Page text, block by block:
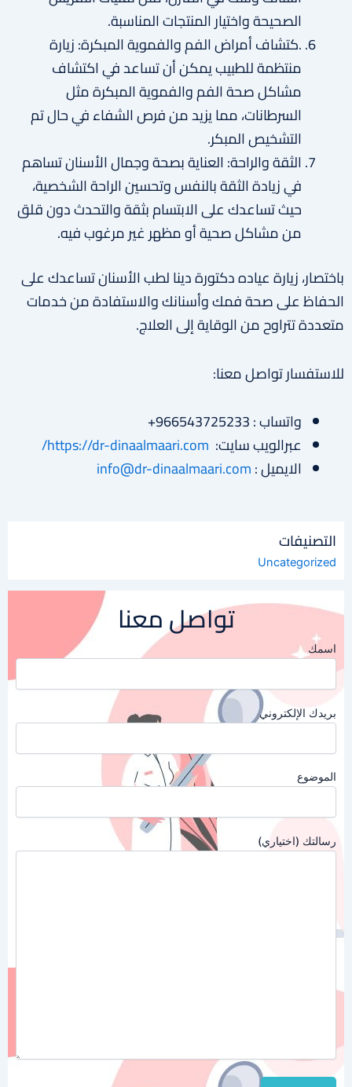
الصحيحة واختيار المنتجات المناسبة.
.كتشاف أمراض الفم والفموية المبكرة: زيارة
منتظمة للطبيب يمكن أن تساعد في اكتشاف
مشاكل صحة الفم والفموية المبكرة مثل
السرطانات، مما يزيد من فرص الشفاء في حال تم
التشخيص المبكر.
الثقة والراحة: العناية بصحة وجمال الأسنان تساهم
في زيادة الثقة بالنفس وتحسين الراحة الشخصية،
حيث تساعدك على الابتسام بثقة والتحدث دون قلق
من مشاكل صحية أو مظهر غير مرغوب فيه.
باختصار، زيارة عياده دكتورة دينا لطب الأسنان تساعدك على
الحفاظ على صحة فمك وأسنانك والاستفادة من خدمات
متعددة تتراوح من الوقاية إلى العلاج.
للاستفسار تواصل معنا:
واتساب : 966543725233+
عبرالويب سايت: https://dr-dinaalmaari.com/
الايميل :info@dr-dinaalmaari.com
التصنيفات
Uncategorized
تواصل معنا
اسمك
بريدك الإلكتروني
الموضوع
رسالتك (اختياري)